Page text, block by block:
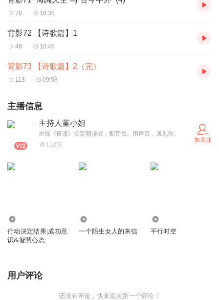
70 16:38
背影72 【诗歌篇】1
48 10:46
背影73 【诗歌篇】2（完）
113 09:58
主播信息
主持人董小姐
央视《夜读》指定朗读者；配音员。用声音，遇见你。
1.62万
加关注
行动决定结果|成功意
识&智慧心态
一个陌生女人的来信 平行时空
用户评论
还没有评论，快来发表第一个评论！